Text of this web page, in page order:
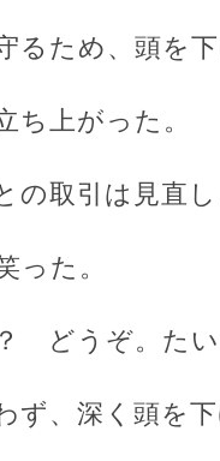
るため、頭を
ち上がった。
の取引は見直
った。
どうぞ。た
ず、深く頭を